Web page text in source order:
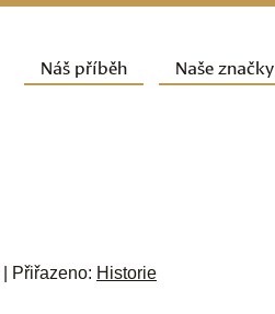
Hlavní navigační menu
Přejít k hlavnímu obsahu webu
Náš příběh Naše značky
| Přiřazeno: Historie